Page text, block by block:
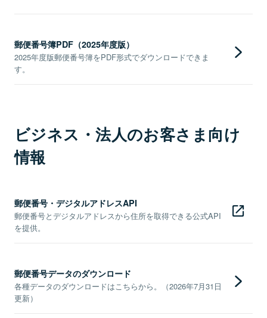
郵便番号簿PDF（2025年度版）
2025年度版郵便番号簿をPDF形式でダウンロードできま
す。
ビジネス・法人のお客さま向け
情報
郵便番号・デジタルアドレスAPI
郵便番号とデジタルアドレスから住所を取得できる公式API
を提供。
郵便番号データのダウンロード
各種データのダウンロードはこちらから。（2026年7月31日
更新）